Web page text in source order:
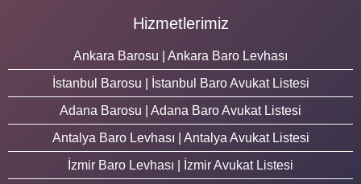
Hizmetlerimiz
Ankara Barosu | Ankara Baro Levhası
İstanbul Barosu | İstanbul Baro Avukat Listesi
Adana Barosu | Adana Baro Avukat Listesi
Antalya Baro Levhası | Antalya Avukat Listesi
İzmir Baro Levhası | İzmir Avukat Listesi